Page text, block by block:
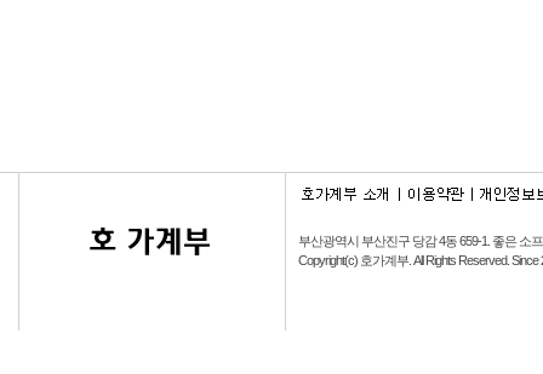
부산광역시 부산진구 당감 4동 659-1. 좋은 소
Copyright(c) 호가계부. All Rights Reserved. Since